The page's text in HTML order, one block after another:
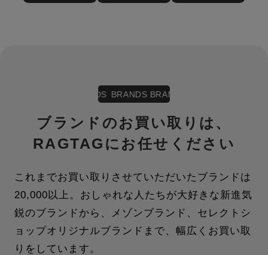
BRANDS BRANDS BRANDS BRANDS
ブランドのお買い取りは、
RAGTAG にお任せください
これまでお買い取りさせていただいたブランドは
20,000以上。おしゃれな⼈たちが⼤好きな新進気
鋭のブランドから、メゾンブランド、セレクトシ
ョップオリジナルブランドまで、幅広くお買い取
りをしています。